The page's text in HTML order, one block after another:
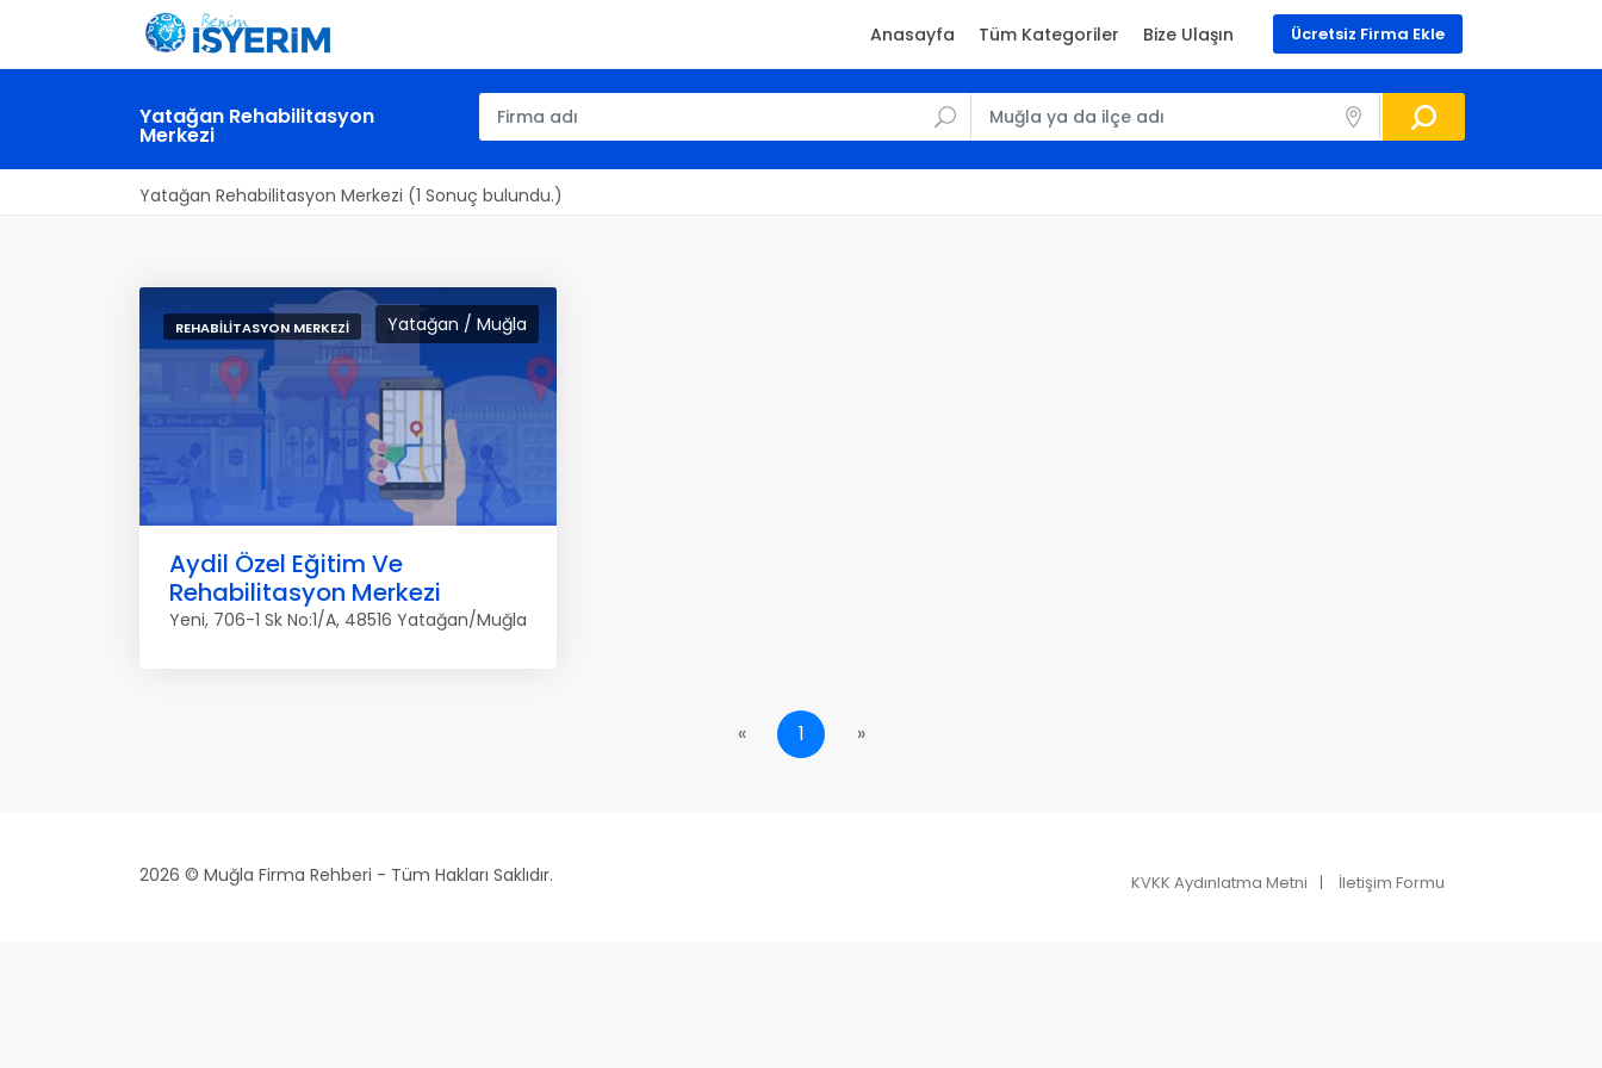
Ücretsiz Firma Ekle
Anasayfa Tüm Kategoriler Bize Ulaşın
Yatağan Rehabilitasyon
Merkezi
Yatağan Rehabilitasyon Merkezi (1 Sonuç bulundu.)
Yatağan / Muğla
REHABILITASYON MERKEZI
Aydil Özel Eğitim Ve
Rehabilitasyon Merkezi
Yeni, 706-1 Sk No:1/A, 48516 Yatağan/Muğla
« 1 »
2026 © Muğla Firma Rehberi - Tüm Hakları Saklıdır. KVKK Aydınlatma Metni İletişim Formu